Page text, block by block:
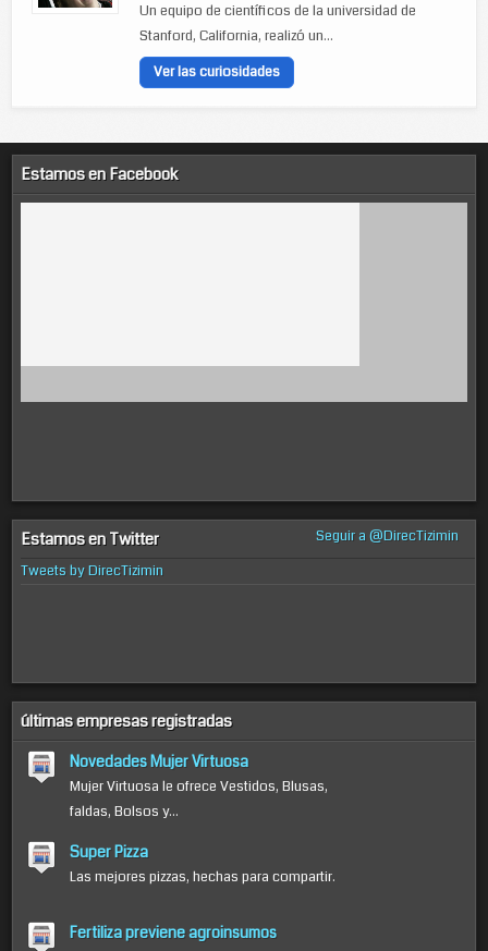
Un equipo de científicos de la universidad de
Stanford, California, realizó un...
Ver las curiosidades
Estamos en Facebook
Estamos en Twitter
Seguir a @DirecTizimin
Tweets by DirecTizimin
últimas empresas registradas
Novedades Mujer Virtuosa
Mujer Virtuosa le ofrece Vestidos, Blusas,
faldas, Bolsos y...
Super Pizza
Las mejores pizzas, hechas para compartir.
Fertiliza previene agroinsumos